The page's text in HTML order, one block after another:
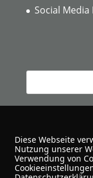
Social
Diese Webseite
Nutzung unserer
Verwendung von